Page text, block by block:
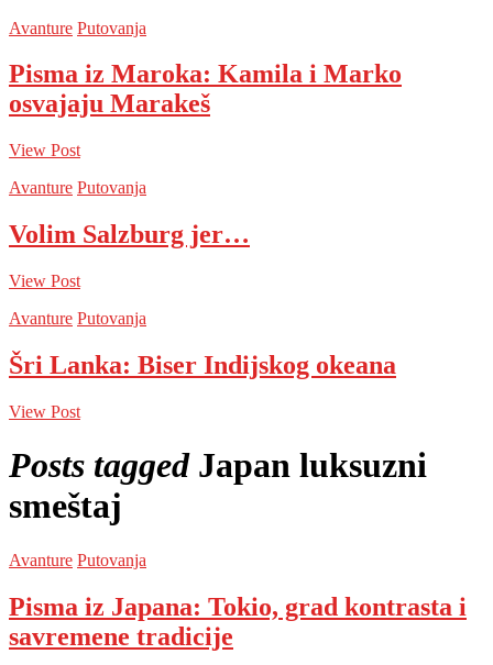
Avanture Putovanja
Pisma iz Maroka: Kamila i Marko
osvajaju Marakeš
View Post
Avanture Putovanja
Volim Salzburg jer…
View Post
Avanture Putovanja
Šri Lanka: Biser Indijskog okeana
View Post
Posts tagged Japan luksuzni
smeštaj
Avanture Putovanja
Pisma iz Japana: Tokio, grad kontrasta i
savremene tradicije